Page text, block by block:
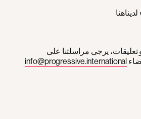
تعليقات، يرجى مراسلتنا على
info@progressive.international